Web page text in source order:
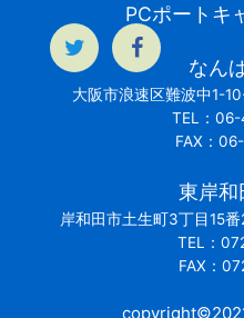
PCポートキ
なん
大阪市浪速区難波中1-
TEL：
FAX：
東岸和
岸和田市土生町3丁目15
TEL：
FAX：